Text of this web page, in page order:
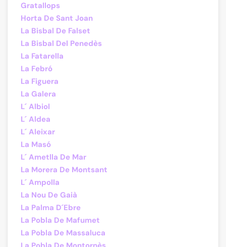
Gratallops
Horta De Sant Joan
La Bisbal De Falset
La Bisbal Del Penedès
La Fatarella
La Febró
La Figuera
La Galera
L´ Albiol
L´ Aldea
L´ Aleixar
La Masó
L´ Ametlla De Mar
La Morera De Montsant
L´ Ampolla
La Nou De Gaià
La Palma D´Ebre
La Pobla De Mafumet
La Pobla De Massaluca